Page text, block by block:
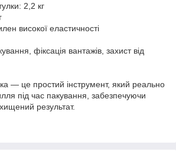
2,2 кг
високої еластичності
фіксація вантажів, захист від
— це простий інструмент, який реально
під час пакування, забезпечуючи
результат.